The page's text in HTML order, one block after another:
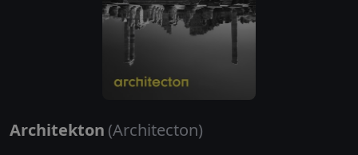
Architekton (Architecton)